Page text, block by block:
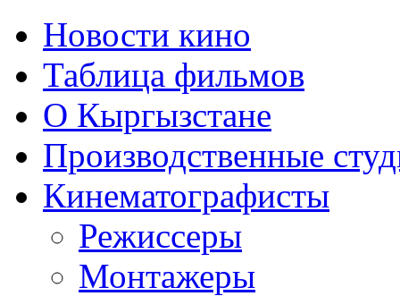
Новости кино
Таблица фильмов
О Кыргызстане
Производственные
Кинематографисты
Режиссеры
Монтажеры